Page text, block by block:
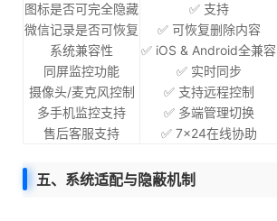
图标是否可完全隐藏
✅ 支持
微信记录是否可恢复
✅ 可恢复删除内容
系统兼容性
✅ iOS & Android全兼容
同屏监控功能
✅ 实时同步
摄像头/麦克风控制
✅ 支持远程控制
多手机监控支持
✅ 多端管理切换
售后客服支持
✅ 7×24在线协助
五、系统适配与隐蔽机制